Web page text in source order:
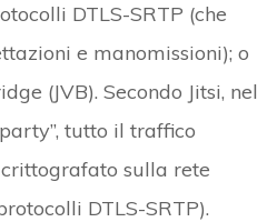
DTLS-SRTP (che
e manomissioni); o
(JVB). Secondo Jitsi, nel
tutto il traffico
sulla rete
DTLS-SRTP).